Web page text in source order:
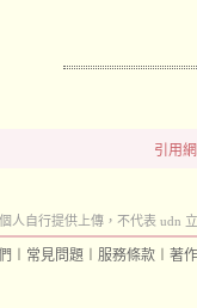
引用
人自行提供上傳，不代表 udn 立
常見問題 服務條款 著